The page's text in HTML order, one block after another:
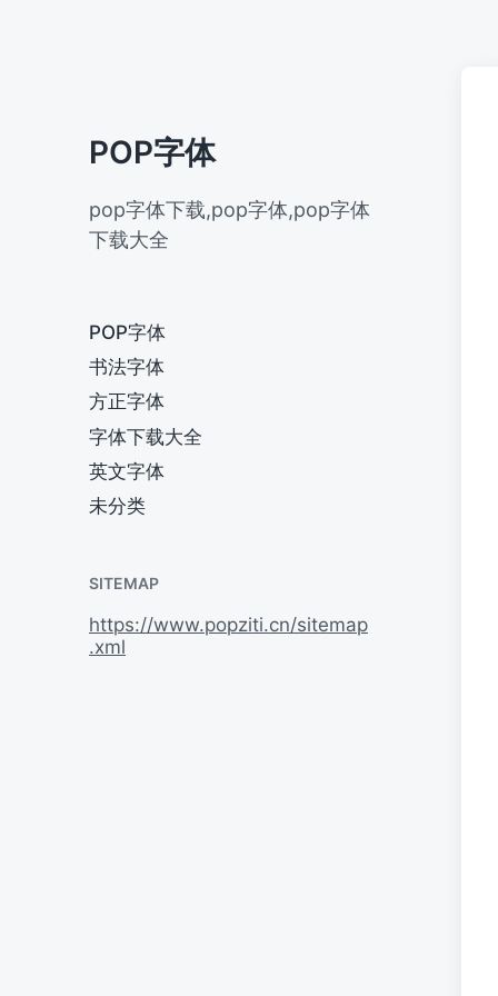
POP字体
pop字体下载,pop字体,pop字体
下载大全
POP字体
书法字体
方正字体
字体下载大全
英文字体
未分类
SITEMAP
https://www.popziti.cn/sitemap
.xml